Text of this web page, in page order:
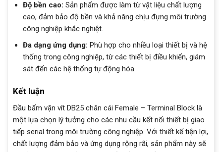
Độ bền cao: Sản phẩm được làm từ vật liệu chất lượng
cao, đảm bảo độ bền và khả năng chịu đựng môi trường
công nghiệp khắc nghiệt.
Đa dạng ứng dụng: Phù hợp cho nhiều loại thiết bị và hệ
thống trong công nghiệp, từ các thiết bị điều khiển, giám
sát đến các hệ thống tự động hóa.
Kết luận
Đầu bấm vặn vít DB25 chân cái Female – Terminal Block là
một lựa chọn lý tưởng cho các nhu cầu kết nối thiết bị giao
tiếp serial trong môi trường công nghiệp. Với thiết kế tiện lợi,
chất lượng đảm bảo và ứng dụng rộng rãi, sản phẩm này sẽ